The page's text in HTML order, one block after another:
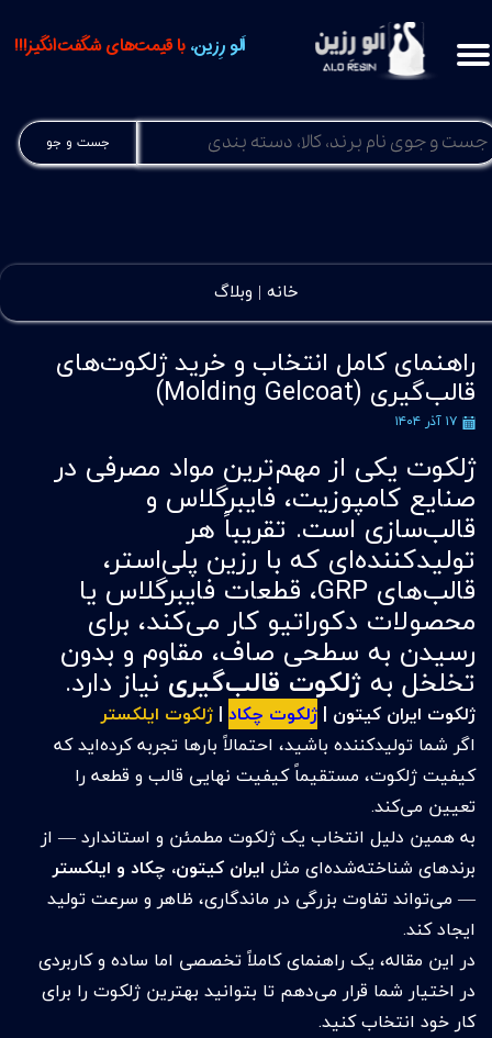
جست و جو
اَلو رِزین، با قیمت‌های شگفت‌انگیز!!!
خانه | وبلاگ
راهنمای کامل انتخاب و خرید ژلکوت‌های
قالب‌گیری (Molding Gelcoat)
۱۷ آذر ۱۴۰۴
ژلکوت یکی از مهم‌ترین مواد مصرفی در
صنایع کامپوزیت، فایبرگلاس و
قالب‌سازی است. تقریباً هر
تولیدکننده‌ای که با رزین پلی‌استر،
قالب‌های GRP، قطعات فایبرگلاس یا
محصولات دکوراتیو کار می‌کند، برای
رسیدن به سطحی صاف، مقاوم و بدون
تخلخل به ژلکوت قالب‌گیرینیاز دارد.
ژلکوت ایران کیتون | ژلکوت چکاد | ژلکوت ایلکستر
اگر شما تولیدکننده باشید، احتمالاً بارها تجربه کرده‌اید که
کیفیت ژلکوت، مستقیماً کیفیت نهایی قالب و قطعه را
تعیین می‌کند.
به همین دلیل انتخاب یک ژلکوت مطمئن و استاندارد — از
برندهای شناخته‌شده‌ای مثل ایران کیتون، چکاد و ایلکستر
— می‌تواند تفاوت بزرگی در ماندگاری، ظاهر و سرعت تولید
ایجاد کند.
در این مقاله، یک راهنمای کاملاً تخصصی اما ساده و کاربردی
در اختیار شما قرار می‌دهم تا بتوانید بهترین ژلکوت را برای
کار خود انتخاب کنید.